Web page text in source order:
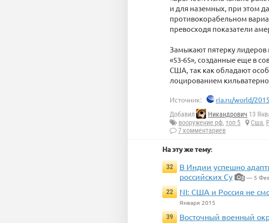
и для наземных, при этом
противокорабельном
превосходя показатели
Замыкают пятерку
«53-65», созданные еще в
США, так как обладают
лоцированием
Источник: ria.ru/world/
Добавил Никандрович 13
вооружение рф, топ 5 Сша,
7 комментариев
На эту же тему:
32
В Индии успешно
российских Су
2 — 5
22
NI: США и Россия не
Января 2015
39
Восточный военный